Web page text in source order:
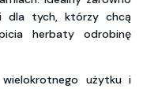
dla tych, którzy chcą
herbaty odrobinę
użytku i